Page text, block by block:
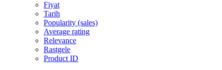
Fiyat
Tarih
Popularity (sales)
Average rating
Relevance
Rastgele
Product ID